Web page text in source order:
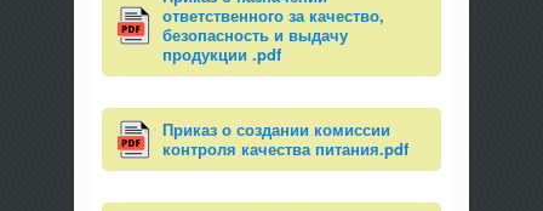
ответственного за качество,
безопасность и выдачу
продукции .pdf
Приказ о создании комиссии
контроля качества питания.pdf